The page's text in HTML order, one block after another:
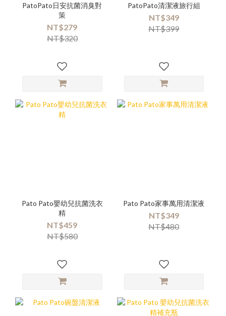
PatoPato日安抗菌消臭對
策
NT$279
NT$320
PatoPato清潔液旅行組
NT$349
NT$399
Pato Pato嬰幼兒抗菌洗衣
精
NT$459
NT$580
Pato Pato家事萬用清潔液
NT$349
NT$480